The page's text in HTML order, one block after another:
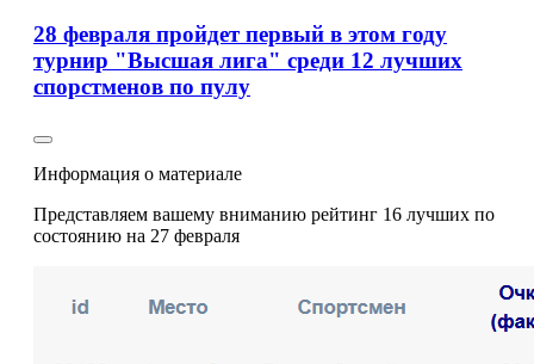
28 февраля пройдет первый в этом году
турнир "Высшая лига" среди 12 лучших
спорстменов по пулу
Информация о материале
Представляем вашему вниманию рейтинг 16 лучших по
состоянию на 27 февраля